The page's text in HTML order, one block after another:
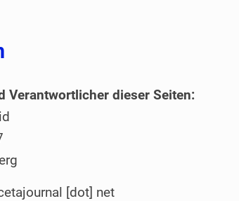
Verantwortlicher dieser Seiten:
[dot] net